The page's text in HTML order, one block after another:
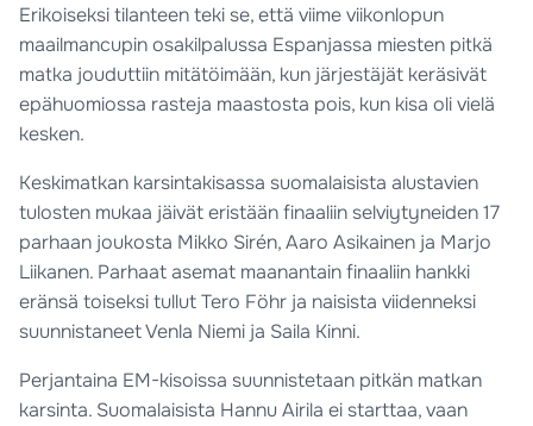
Erikoiseksi tilanteen teki se, että viime viikonlopun
maailmancupin osakilpalussa Espanjassa miesten pitkä
matka jouduttiin mitätöimään, kun järjestäjät keräsivät
epähuomiossa rasteja maastosta pois, kun kisa oli vielä
kesken.
Keskimatkan karsintakisassa suomalaisista alustavien
tulosten mukaa jäivät eristään finaaliin selviytyneiden 17
parhaan joukosta Mikko Sirén, Aaro Asikainen ja Marjo
Liikanen. Parhaat asemat maanantain finaaliin hankki
eränsä toiseksi tullut Tero Föhr ja naisista viidenneksi
suunnistaneet Venla Niemi ja Saila Kinni.
Perjantaina EM-kisoissa suunnistetaan pitkän matkan
karsinta. Suomalaisista Hannu Airila ei starttaa, vaan